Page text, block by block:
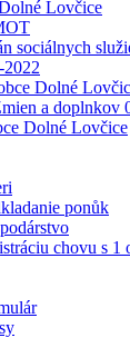
Lovčice
sociálnych
Dolné
a doplnkov
Dolné Lovčice
ponůk
chovu s 1